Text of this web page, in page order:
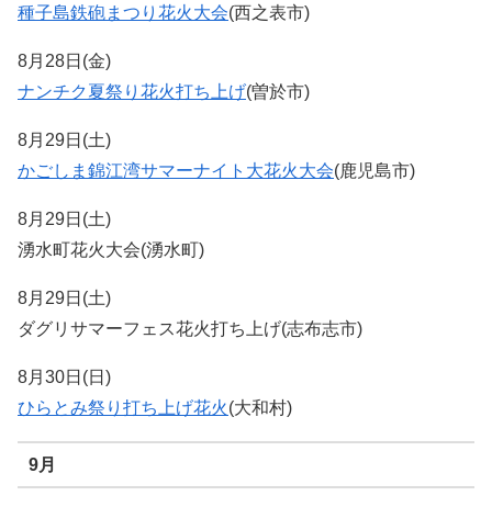
種子島鉄砲まつり花火大会(西之表市)
8月28日(金)
ナンチク夏祭り花火打ち上げ(曽於市)
8月29日(土)
かごしま錦江湾サマーナイト大花火大会(鹿児島市)
8月29日(土)
湧水町花火大会(湧水町)
8月29日(土)
ダグリサマーフェス花火打ち上げ(志布志市)
8月30日(日)
ひらとみ祭り打ち上げ花火(大和村)
9月